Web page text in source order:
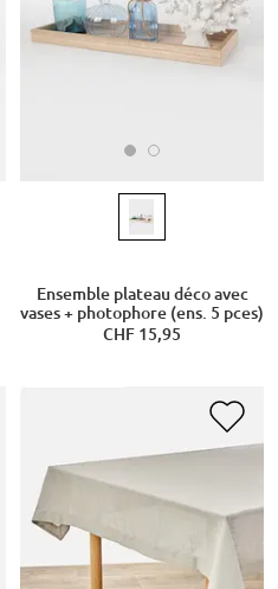
Ensemble plateau déco avec
vases + photophore (ens. 5 pces)
CHF 15,95